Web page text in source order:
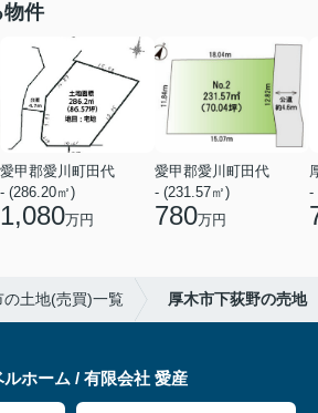
物件
愛甲郡愛川町田代
- (286.20㎡)
1,080万円
愛甲郡愛川町田代
- (231.57㎡)
780万円
-
の土地(売買)一覧 厚木市下荻野の売地
ルホーム / 有限会社 愛産